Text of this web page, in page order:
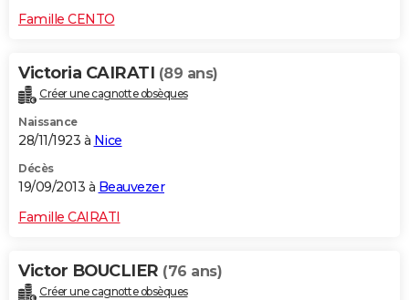
Famille CENTO
Victoria CAIRATI (89 ans)
Créer une cagnotte obsèques
Naissance
28/11/1923 à Nice
Décès
19/09/2013 à Beauvezer
Famille CAIRATI
Victor BOUCLIER (76 ans)
Créer une cagnotte obsèques